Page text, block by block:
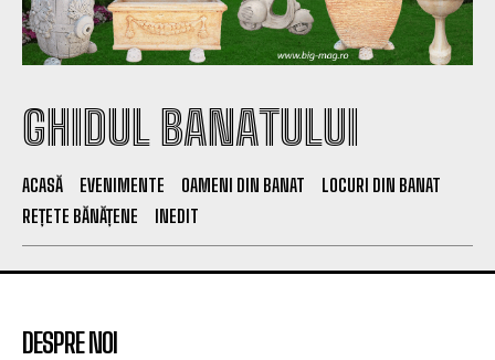
GHIDUL BANATULUI
ACASĂ EVENIMENTE OAMENI DIN BANAT
LOCURI DIN BANAT
REȚETE BĂNĂȚENE
INEDIT
DESPRE NOI